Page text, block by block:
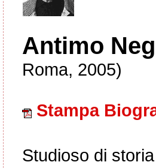
Antimo
Roma, 2005)
Stampa
Studioso di